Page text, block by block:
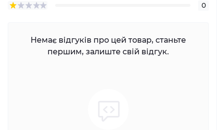
0
Немає відгуків про цей товар, станьте
першим, залиште свій відгук.